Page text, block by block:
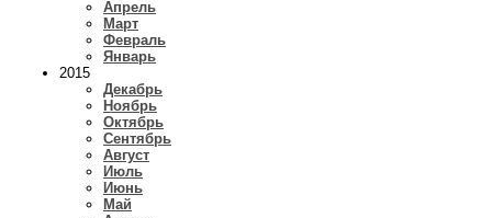
Апрель
Март
Февраль
Январь
2015
Декабрь
Ноябрь
Октябрь
Сентябрь
Август
Июль
Июнь
Май